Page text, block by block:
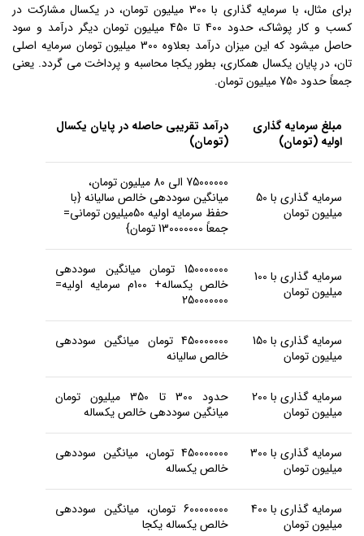
برای مثال، با سرمایه گذاری با 300 میلیون تومان، در یکسال مشارکت در
کسب و کار پوشاک، حدود 400 تا 450 میلیون تومان دیگر درآمد و سود
حاصل میشود که این میزان درآمد بعلاوه 300 میلیون تومان سرمایه اصلی
تان، در پایان یکسال همکاری، بطور یکجا محاسبه و پرداخت می گردد. یعنی
جمعاً حدود 750 میلیون تومان.
مبلغ سرمایه گذاری
اولیه (تومان)
درآمد تقریبی حاصله در پایان یکسال
(تومان)
سرمایه گذاری با 50
میلیون تومان
75000000 الی 80 میلیون تومان،
میانگین سوددهی خالص سالیانه {با
حفظ سرمایه اولیه 50میلیون تومانی=
جمعاً 130000000 تومان}
سرمایه گذاری با 100
میلیون تومان
150000000 تومان میانگین سوددهی
خالص یکساله+ 100م سرمایه اولیه=
250000000
سرمایه گذاری با 150
میلیون تومان
450000000 تومان میانگین سوددهی
خالص سالیانه
سرمایه گذاری با 200
میلیون تومان
حدود 300 تا 350 میلیون تومان
میانگین سوددهی خالص یکساله
سرمایه گذاری با 300
میلیون تومان
450000000 تومان، میانگین سوددهی
خالص یکساله
سرمایه گذاری با 400
میلیون تومان
600000000 تومان، میانگین سوددهی
خالص یکساله یکجا